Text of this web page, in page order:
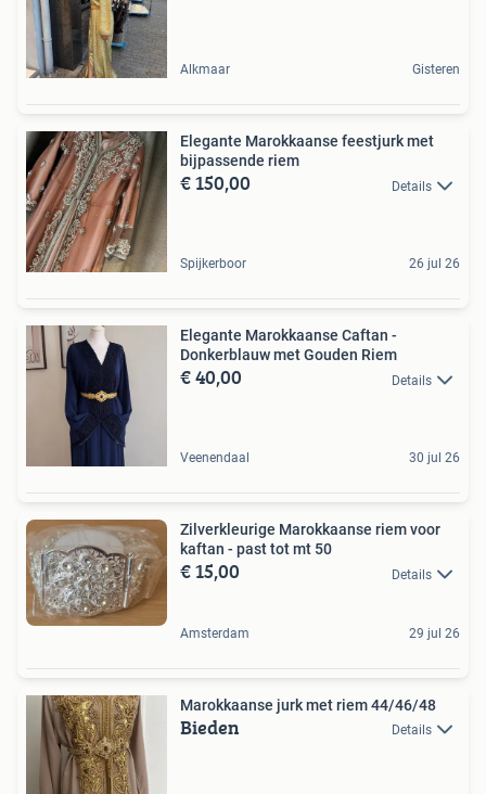
Alkmaar Gisteren
Elegante Marokkaanse feestjurk met
bijpassende riem
€ 150,00 Details
Spijkerboor 26 jul 26
Elegante Marokkaanse Caftan -
Donkerblauw met Gouden Riem
€ 40,00 Details
Veenendaal 30 jul 26
Zilverkleurige Marokkaanse riem voor
kaftan - past tot mt 50
€ 15,00 Details
Amsterdam 29 jul 26
Marokkaanse jurk met riem 44/46/48
Bieden Details